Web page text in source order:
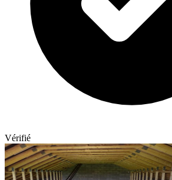
Vérifié